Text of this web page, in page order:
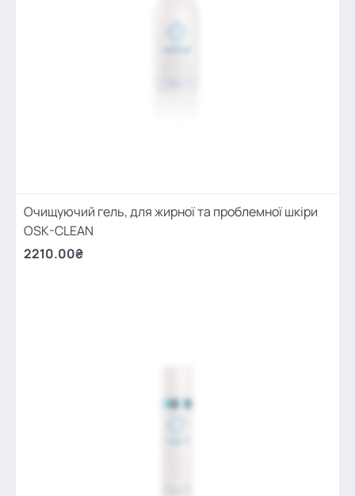
Очищуючий гель, для жирної та проблемної шкіри
OSK-CLEAN
2210.00₴